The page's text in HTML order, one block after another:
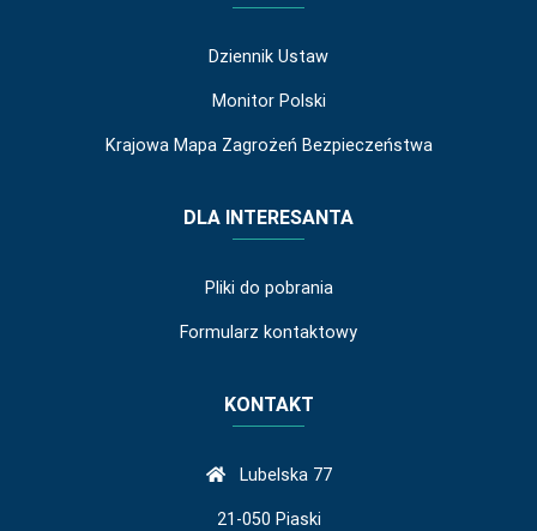
Dziennik Ustaw
Monitor Polski
Krajowa Mapa Zagrożeń Bezpieczeństwa
DLA INTERESANTA
Pliki do pobrania
Formularz kontaktowy
KONTAKT
Lubelska 77
21-050 Piaski